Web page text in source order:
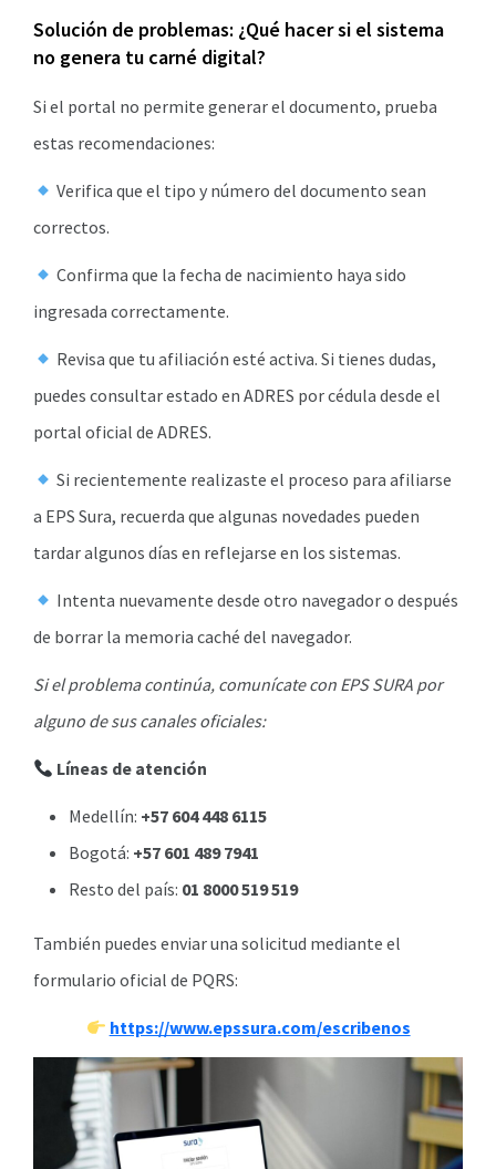
Solución de problemas: ¿Qué hacer si el sistema
no genera tu carné digital?
Si el portal no permite generar el documento, prueba
estas recomendaciones:
Verifica que el tipo y número del documento sean
correctos.
Confirma que la fecha de nacimiento haya sido
ingresada correctamente.
Revisa que tu afiliación esté activa. Si tienes dudas,
puedes consultar estado en ADRES por cédula desde el
portal oficial de ADRES.
Si recientemente realizaste el proceso para afiliarse
a EPS Sura, recuerda que algunas novedades pueden
tardar algunos días en reflejarse en los sistemas.
Intenta nuevamente desde otro navegador o después
de borrar la memoria caché del navegador.
Si el problema continúa, comunícate con EPS SURA por
alguno de sus canales oficiales:
Líneas de atención
Medellín: +57 604 448 6115
Bogotá: +57 601 489 7941
Resto del país: 01 8000 519 519
También puedes enviar una solicitud mediante el
formulario oficial de PQRS:
https://www.epssura.com/escribenos